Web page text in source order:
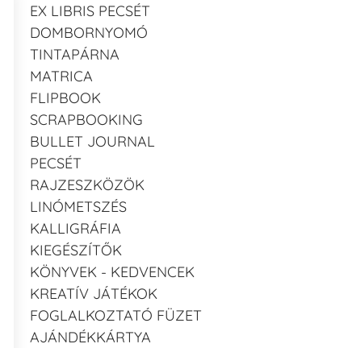
EX LIBRIS PECSÉT
DOMBORNYOMÓ
TINTAPÁRNA
MATRICA
FLIPBOOK
SCRAPBOOKING
BULLET JOURNAL
PECSÉT
RAJZESZKÖZÖK
LINÓMETSZÉS
KALLIGRÁFIA
KIEGÉSZÍTŐK
KÖNYVEK - KEDVENCEK
KREATÍV JÁTÉKOK
FOGLALKOZTATÓ FÜZET
AJÁNDÉKKÁRTYA